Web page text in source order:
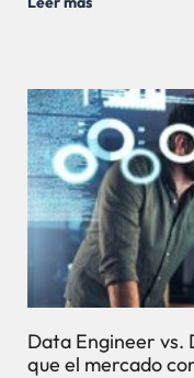
Data Engineer vs.
que el mercado